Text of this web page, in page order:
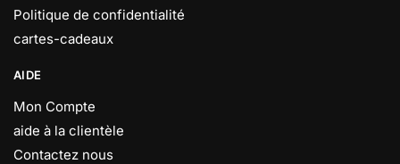
Politique de confidentialité
cartes-cadeaux
AIDE
Mon Compte
aide à la clientèle
Contactez nous